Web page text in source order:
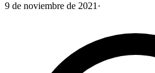
9 de noviembre de 2021 ·